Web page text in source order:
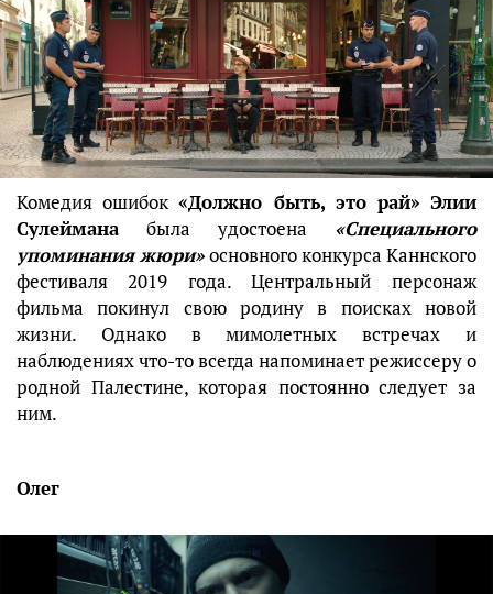
Комедия ошибок«Должно быть, это рай» Элии
Сулейманабыла удостоена «Специального
упоминания жюри»основного конкурса Каннского
фестиваля 2019 года. Центральный персонаж
фильма покинул свою родину в поисках новой
жизни. Однако в мимолетных встречах и
наблюдениях что-то всегда напоминает режиссеру о
родной Палестине, которая постоянно следует за
ним.
Олег